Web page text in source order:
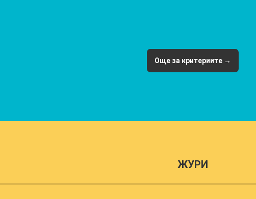
Още за критериите →
ЖУРИ